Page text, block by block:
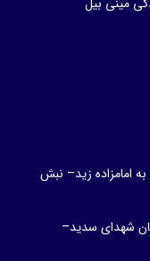
امامزاده زید– نبش
شهدای سدید–